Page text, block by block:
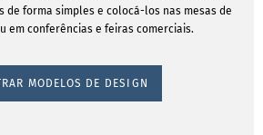
de forma simples e colocá-los nas mesas de
em conferências e feiras comerciais.
MODELOS DE DESIGN